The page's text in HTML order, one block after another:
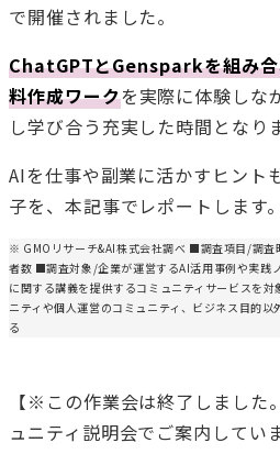
で開催されました。
ChatGPTとGensparkを組み
料作成ワークを実際に体験しな
し学び合う充実した時間となり
AIを仕事や副業に活かすヒント
子を、本記事でレポートします。
※ GMOリサーチ&AI株式会社調べ ■調査項目/調査
者数 ■調査対象/企業が運営するAI活用事例や実践
に関する講義を提供するコミュニティサービスを
ニティや個人運営のコミュニティ、ビジネス目的
る
【※この作業会は終了しました
ュニティ説明会でご案内してい